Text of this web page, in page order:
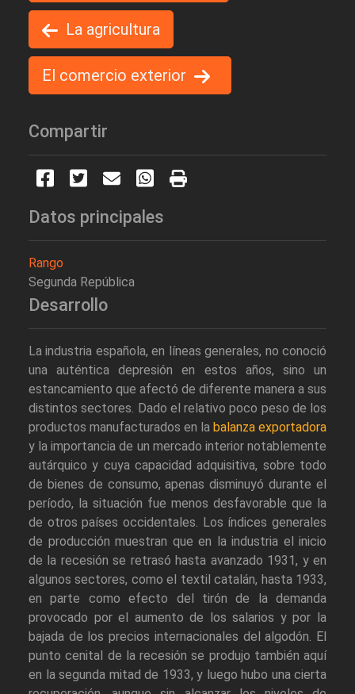
La agricultura
El comercio exterior
Compartir
Datos principales
Rango
Segunda República
Desarrollo
La industria española, en líneas generales, no conoció
una auténtica depresión en estos años, sino un
estancamiento que afectó de diferente manera a sus
distintos sectores. Dado el relativo poco peso de los
productos manufacturados en la balanza exportadora
y la importancia de un mercado interior notablemente
autárquico y cuya capacidad adquisitiva, sobre todo
de bienes de consumo, apenas disminuyó durante el
período, la situación fue menos desfavorable que la
de otros países occidentales. Los índices generales
de producción muestran que en la industria el inicio
de la recesión se retrasó hasta avanzado 1931, y en
algunos sectores, como el textil catalán, hasta 1933,
en parte como efecto del tirón de la demanda
provocado por el aumento de los salarios y por la
bajada de los precios internacionales del algodón. El
punto cenital de la recesión se produjo también aquí
en la segunda mitad de 1933, y luego hubo una cierta